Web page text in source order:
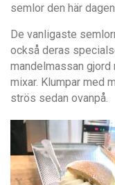
semlor den här dagen.
De vanligaste
också deras
mandelmassan
mixar. Klumpar med
strös sedan ovanpå.